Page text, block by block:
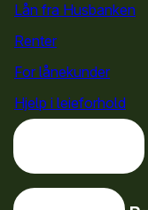
Lån fra Husbanken
Renter
For lånekunder
Hjelp i leieforhold